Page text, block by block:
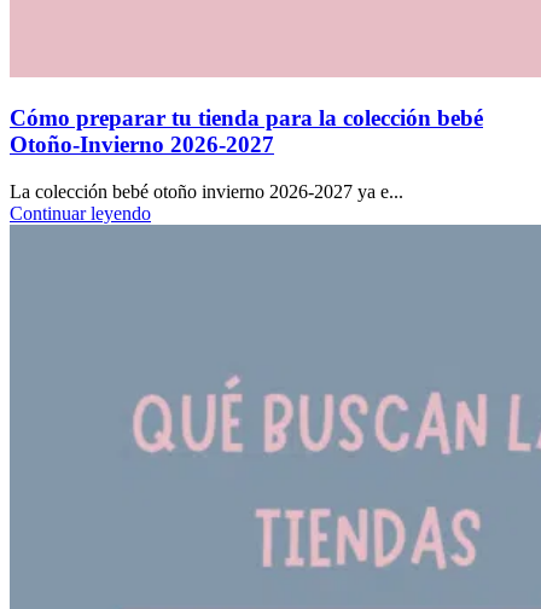
Cómo preparar tu tienda para la colección bebé
Otoño-Invierno 2026-2027
La colección bebé otoño invierno 2026-2027 ya e...
Continuar leyendo